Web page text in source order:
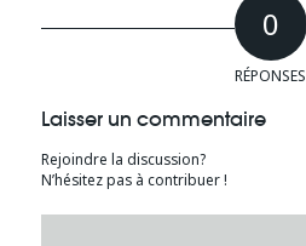
0
RÉPONSES
Laisser un commentaire
Rejoindre la discussion?
N’hésitez pas à contribuer !